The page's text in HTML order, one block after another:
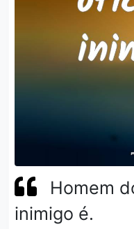
Homem
inimigo é.